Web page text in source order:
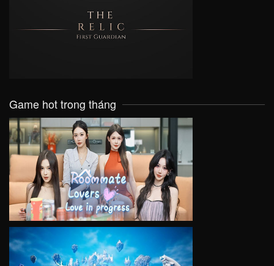
VIEW
Game hot trong tháng
VIEW